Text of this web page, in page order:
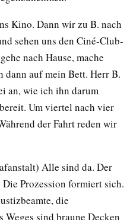
Kino. Dann wir zu B. nach
sehen uns den Ciné-Club-
nach Hause, mache
dann auf mein Bett. Herr B.
an, wie ich ihn darum
Um viertel nach vier
der Fahrt reden wir
Alle sind da. Der
Prozession formiert sich.
die
Weges sind braune Decken